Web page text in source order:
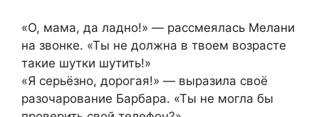
«О, мама, да ладно!» — рассмеялась Мелани
на звонке. «Ты не должна в твоем возрасте
такие шутки шутить!»
«Я серьёзно, дорогая!» — выразила своё
разочарование Барбара. «Ты не могла бы